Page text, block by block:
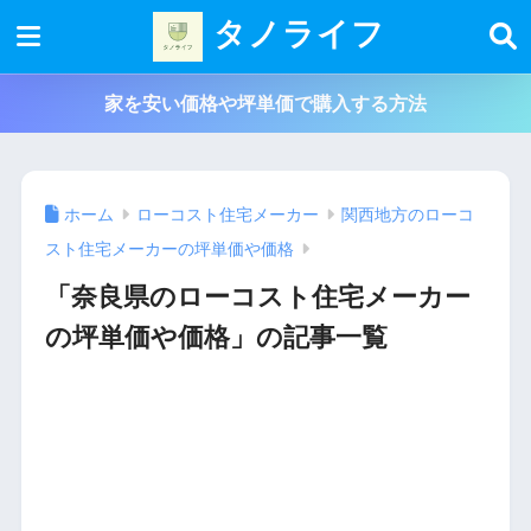
タノライフ
家を安い価格や坪単価で購入する方法
ホーム ローコスト住宅メーカー
関西地方のローコ
スト住宅メーカーの坪単価や価格
「奈良県のローコスト住宅メーカー
の坪単価や価格」の記事一覧